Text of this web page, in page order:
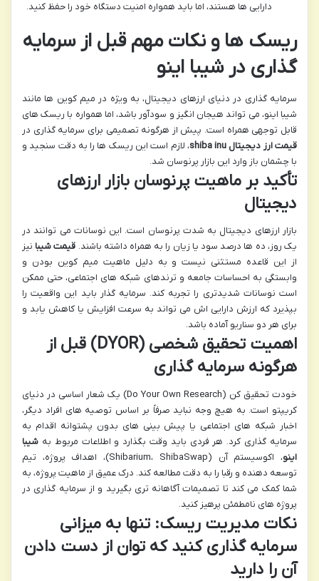
دارایی ها هستند، اما باید همواره امنیت دستگاه خود را حفظ کنید.
ریسک ها و نکات مهم قبل از سرمایه
گذاری در شیبا اینو
سرمایه گذاری در دنیای ارزهای دیجیتال، به ویژه در میم کوین ها مانند
شیبا اینو، می تواند هیجان انگیز و سودآور باشد، اما همواره با ریسک های
قابل توجهی همراه است. پیش از هرگونه تصمیمی برای سرمایه گذاری در
قیمت ارز دیجیتال shiba inu
، لازم است این ریسک ها را به دقت سنجید و
با چشمان باز وارد این بازار پرنوسان شد.
تأکید بر ماهیت پرنوسان بازار ارزهای
دیجیتال
بازار ارزهای دیجیتال به شدت پرنوسان است. این نوسانات می توانند در
یک روز، ده ها درصد سود یا زیان را به همراه داشته باشند. قیمت شیبا نیز
از این قاعده مستثنی نیست و به دلیل ماهیت میم کوین بودن و
وابستگی به احساسات جامعه و ترندهای شبکه های اجتماعی، حتی ممکن
است نوسانات شدیدتری را تجربه کند. سرمایه گذار باید این واقعیت را
بپذیرد که ارزش دارایی اش می تواند به سرعت افزایش یا کاهش یابد و
برای هر دو سناریو آماده باشد.
اهمیت تحقیق شخصی (DYOR) قبل از
هرگونه سرمایه گذاری
خودت تحقیق کن (Do Your Own Research) یک شعار اساسی در دنیای
کریپتو است. به هیچ وجه نباید صرفاً بر اساس توصیه های افراد دیگر،
اخبار شبکه های اجتماعی یا پیش بینی های بدون پشتوانه اقدام به
سرمایه گذاری کرد. هر فردی باید وقت بگذارد و اطلاعات مربوط به شیبا
اینو
، اکوسیستم آن (Shibarium، ShibaSwap)، اهداف پروژه، تیم
توسعه دهنده و رقبا را به دقت مطالعه کند. درک عمیق از ماهیت پروژه، به
شما کمک می کند تا تصمیمات آگاهانه تری بگیرید و از سرمایه گذاری در
پروژه های نامطمئن پرهیز کنید.
نکات مدیریت ریسک: تنها به میزانی
سرمایه گذاری کنید که توان از دست دادن
آن را دارید